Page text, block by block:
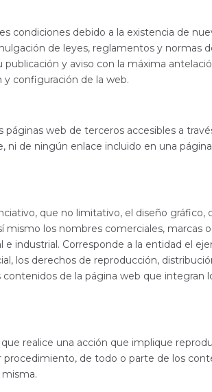
condiciones debido a la existencia de
de leyes, reglamentos y normas
y aviso con la máxima
configuración de la web.
web de terceros accesibles a
de ningún enlace incluido en una
que no limitativo, el diseño gráfico,
los nombres comerciales, marcas
industrial. Corresponde a la entidad el
los derechos de reproducción,
de la página web que integran
realice una acción que implique
de todo o parte de los